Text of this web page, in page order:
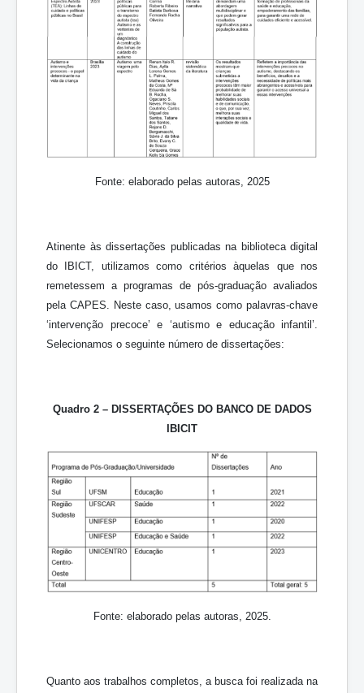
Fonte: elaborado pelas autoras, 2025
Atinente às dissertações publicadas na biblioteca digital
do IBICT, utilizamos como critérios àquelas que nos
remetessem a programas de pós-graduação avaliados
pela CAPES. Neste caso, usamos como palavras-chave
‘intervenção precoce’ e ‘autismo e educação infantil’.
Selecionamos o seguinte número de dissertações:
Quadro 2 – DISSERTAÇÕES DO BANCO DE DADOS
IBICIT
Fonte: elaborado pelas autoras, 2025.
Quanto aos trabalhos completos, a busca foi realizada na